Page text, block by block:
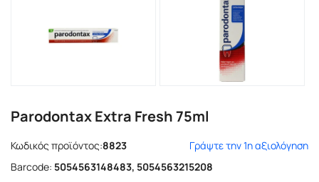
Parodontax Extra Fresh 75ml
Κωδικός προϊόντος:8823
Γράψτε την 1η αξιολόγηση
Barcode: 5054563148483, 5054563215208